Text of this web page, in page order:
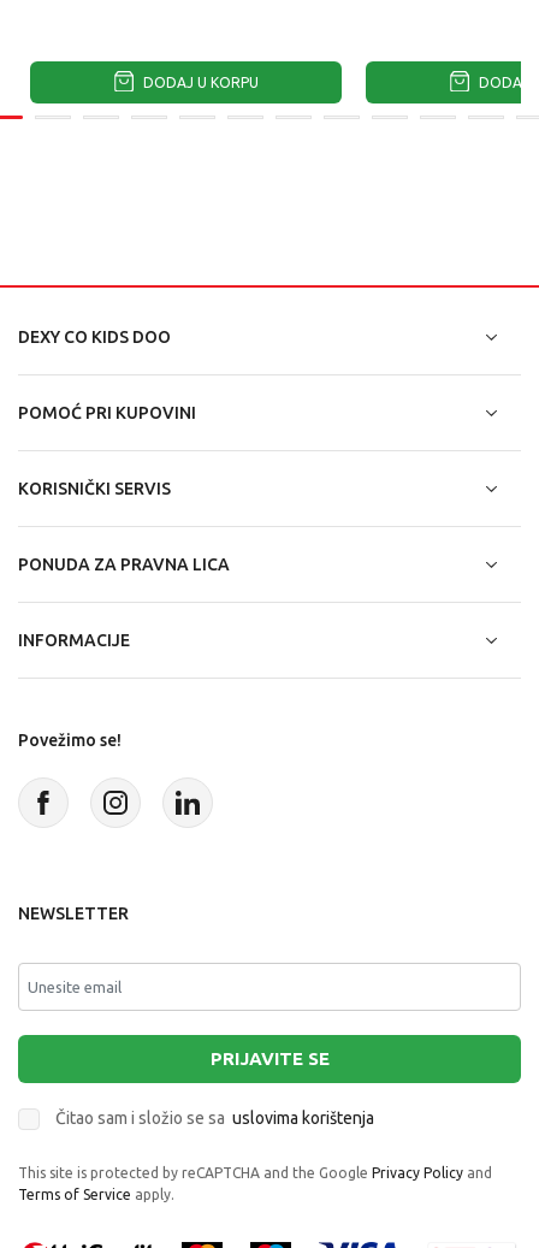
DODAJ U KORPU DODAJ
DEXY CO KIDS DOO
POMOĆ PRI KUPOVINI
KORISNIČKI SERVIS
PONUDA ZA PRAVNA LICA
INFORMACIJE
Povežimo se!
NEWSLETTER
PRIJAVITE SE
Čitao sam i složio se sa uslovima korištenja
This site is protected by reCAPTCHA and the Google Privacy Policy and
Terms of Service apply.